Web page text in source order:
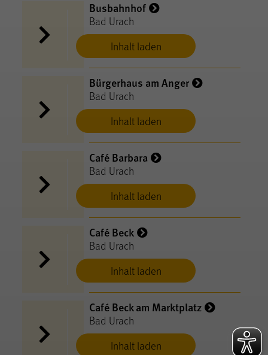
Inhalt laden
Busbahnhof
Bad Urach
Inhalt laden
Bürgerhaus am Anger
Bad Urach
Inhalt laden
Café Barbara
Bad Urach
Inhalt laden
Café Beck
Bad Urach
Inhalt laden
Café Beck am Marktplatz
Bad Urach